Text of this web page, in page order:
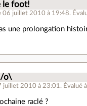
le foot!
06 juillet 2010 à 19:48.
une prolongation
/o\
juillet 2010 à 23:01 . Évalué à
raclé ?